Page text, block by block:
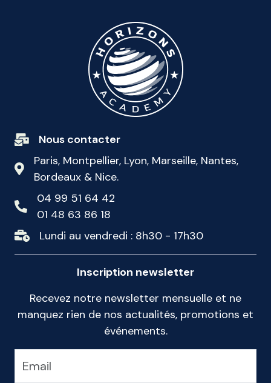
Nous contacter
Paris, Montpellier, Lyon, Marseille, Nantes,
Bordeaux & Nice.
04 99 51 64 42
01 48 63 86 18
Lundi au vendredi : 8h30 - 17h30
Inscription newsletter
Recevez notre newsletter mensuelle et ne
manquez rien de nos actualités, promotions et
événements.